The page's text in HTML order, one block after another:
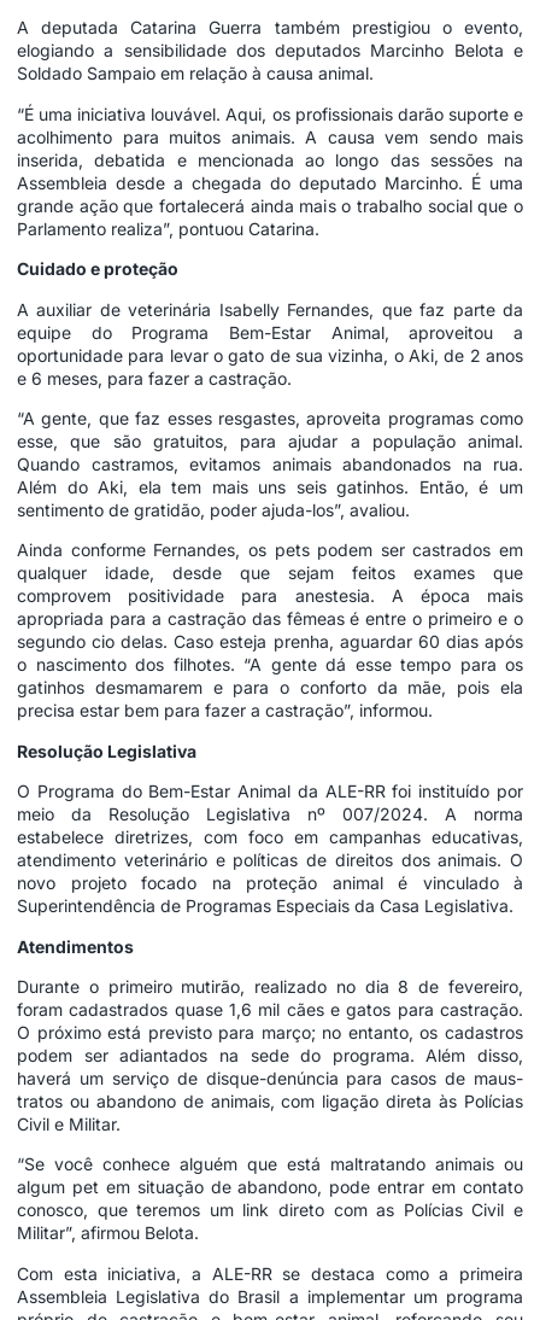
A deputada Catarina Guerra também prestigiou o evento,
elogiando a sensibilidade dos deputados Marcinho Belota e
Soldado Sampaio em relação à causa animal.
“É uma iniciativa louvável. Aqui, os profissionais darão suporte e
acolhimento para muitos animais. A causa vem sendo mais
inserida, debatida e mencionada ao longo das sessões na
Assembleia desde a chegada do deputado Marcinho. É uma
grande ação que fortalecerá ainda mais o trabalho social que o
Parlamento realiza”, pontuou Catarina.
Cuidado e proteção
A auxiliar de veterinária Isabelly Fernandes, que faz parte da
equipe do Programa Bem-Estar Animal, aproveitou a
oportunidade para levar o gato de sua vizinha, o Aki, de 2 anos
e 6 meses, para fazer a castração.
“A gente, que faz esses resgastes, aproveita programas como
esse, que são gratuitos, para ajudar a população animal.
Quando castramos, evitamos animais abandonados na rua.
Além do Aki, ela tem mais uns seis gatinhos. Então, é um
sentimento de gratidão, poder ajuda-los”, avaliou.
Ainda conforme Fernandes, os pets podem ser castrados em
qualquer idade, desde que sejam feitos exames que
comprovem positividade para anestesia. A época mais
apropriada para a castração das fêmeas é entre o primeiro e o
segundo cio delas. Caso esteja prenha, aguardar 60 dias após
o nascimento dos filhotes. “A gente dá esse tempo para os
gatinhos desmamarem e para o conforto da mãe, pois ela
precisa estar bem para fazer a castração”, informou.
Resolução Legislativa
O Programa do Bem-Estar Animal da ALE-RR foi instituído por
meio da Resolução Legislativa nº 007/2024. A norma
estabelece diretrizes, com foco em campanhas educativas,
atendimento veterinário e políticas de direitos dos animais. O
novo projeto focado na proteção animal é vinculado à
Superintendência de Programas Especiais da Casa Legislativa.
Atendimentos
Durante o primeiro mutirão, realizado no dia 8 de fevereiro,
foram cadastrados quase 1,6 mil cães e gatos para castração.
O próximo está previsto para março; no entanto, os cadastros
podem ser adiantados na sede do programa. Além disso,
haverá um serviço de disque-denúncia para casos de maus-
tratos ou abandono de animais, com ligação direta às Polícias
Civil e Militar.
“Se você conhece alguém que está maltratando animais ou
algum pet em situação de abandono, pode entrar em contato
conosco, que teremos um link direto com as Polícias Civil e
Militar”, afirmou Belota.
Com esta iniciativa, a ALE-RR se destaca como a primeira
Assembleia Legislativa do Brasil a implementar um programa